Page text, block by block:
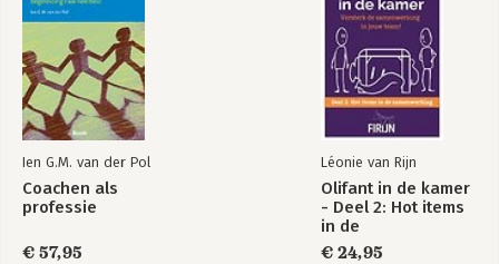
Ien G.M. van der Pol
Coachen als
professie
€ 57,95
Léonie van Rijn
Olifant in de kamer
- Deel 2: Hot items
in de
samenwerking
€ 24,95